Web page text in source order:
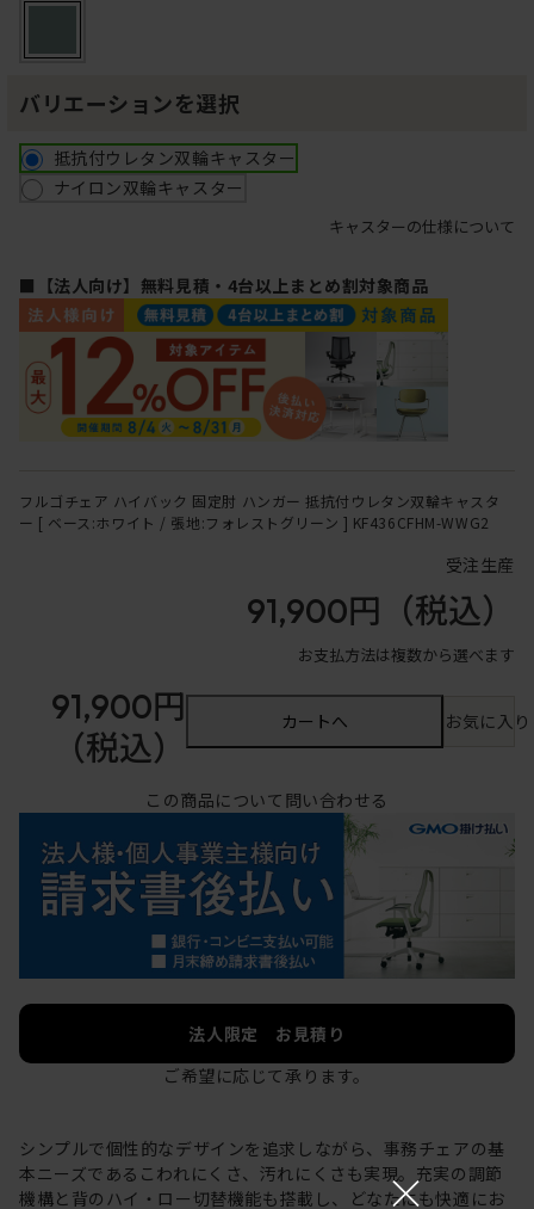
バリエーションを選択
抵抗付ウレタン双輪キャスター
ナイロン双輪キャスター
キャスターの仕様について
■【法人向け】無料見積・4台以上まとめ割対象商品
フルゴチェア ハイバック 固定肘 ハンガー 抵抗付ウレタン双輪キャスタ
ー [ ベース:ホワイト / 張地:フォレストグリーン ] KF436CFHM-WWG2
受注生産
91,900円 （税込）
お支払方法は複数から選べます
91,900円
（税込）
カートへ お気に入
この商品について問い合わせる
法人限定 お見積り
ご希望に応じて承ります。
シンプルで個性的なデザインを追求しながら、事務チェアの基
本ニーズであるこわれにくさ、汚れにくさも実現。充実の調節
機構と背のハイ・ロー切替機能も搭載し、どなたにも快適にお
×